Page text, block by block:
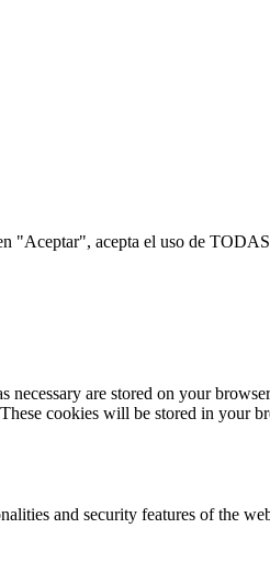
"Aceptar", acepta el uso de
are stored on your
cookies will be stored in your
and security features of the